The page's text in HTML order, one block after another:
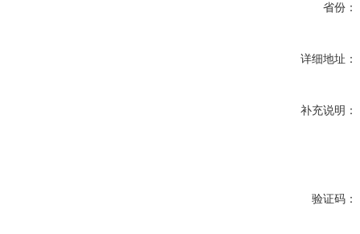
省份：
详细地址：
补充说明：
验证码：